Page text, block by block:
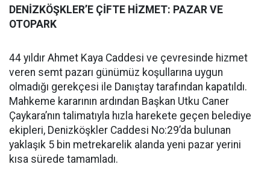
DENİZKÖŞKLER’E ÇİFTE HİZMET: PAZAR VE
OTOPARK
44 yıldır Ahmet Kaya Caddesi ve çevresinde hizmet
veren semt pazarı günümüz koşullarına uygun
olmadığı gerekçesi ile Danıştay tarafından kapatıldı.
Mahkeme kararının ardından Başkan Utku Caner
Çaykara’nın talimatıyla hızla harekete geçen belediye
ekipleri, Denizköşkler Caddesi No:29’da bulunan
yaklaşık 5 bin metrekarelik alanda yeni pazar yerini
kısa sürede tamamladı.